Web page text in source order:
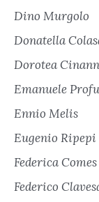
Dino Murgolo
Donatella
Dorotea
Emanuele
Ennio Melis
Eugenio Ripepi
Federica Comes
Federico